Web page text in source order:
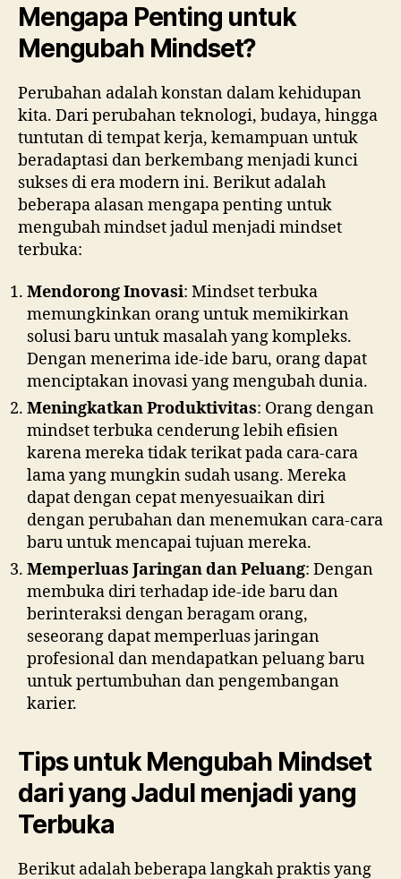
Mengapa Penting untuk
Mengubah Mindset?
Perubahan adalah konstan dalam kehidupan
kita. Dari perubahan teknologi, budaya, hingga
tuntutan di tempat kerja, kemampuan untuk
beradaptasi dan berkembang menjadi kunci
sukses di era modern ini. Berikut adalah
beberapa alasan mengapa penting untuk
mengubah mindset jadul menjadi mindset
terbuka:
Mendorong Inovasi: Mindset terbuka
memungkinkan orang untuk memikirkan
solusi baru untuk masalah yang kompleks.
Dengan menerima ide-ide baru, orang dapat
menciptakan inovasi yang mengubah dunia.
Meningkatkan Produktivitas: Orang dengan
mindset terbuka cenderung lebih efisien
karena mereka tidak terikat pada cara-cara
lama yang mungkin sudah usang. Mereka
dapat dengan cepat menyesuaikan diri
dengan perubahan dan menemukan cara-cara
baru untuk mencapai tujuan mereka.
Memperluas Jaringan dan Peluang: Dengan
membuka diri terhadap ide-ide baru dan
berinteraksi dengan beragam orang,
seseorang dapat memperluas jaringan
profesional dan mendapatkan peluang baru
untuk pertumbuhan dan pengembangan
karier.
Tips untuk Mengubah Mindset
dari yang Jadul menjadi yang
Terbuka
Berikut adalah beberapa langkah praktis yang